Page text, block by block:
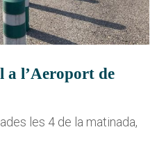
l’Aeroport de
les 4 de la matinada,